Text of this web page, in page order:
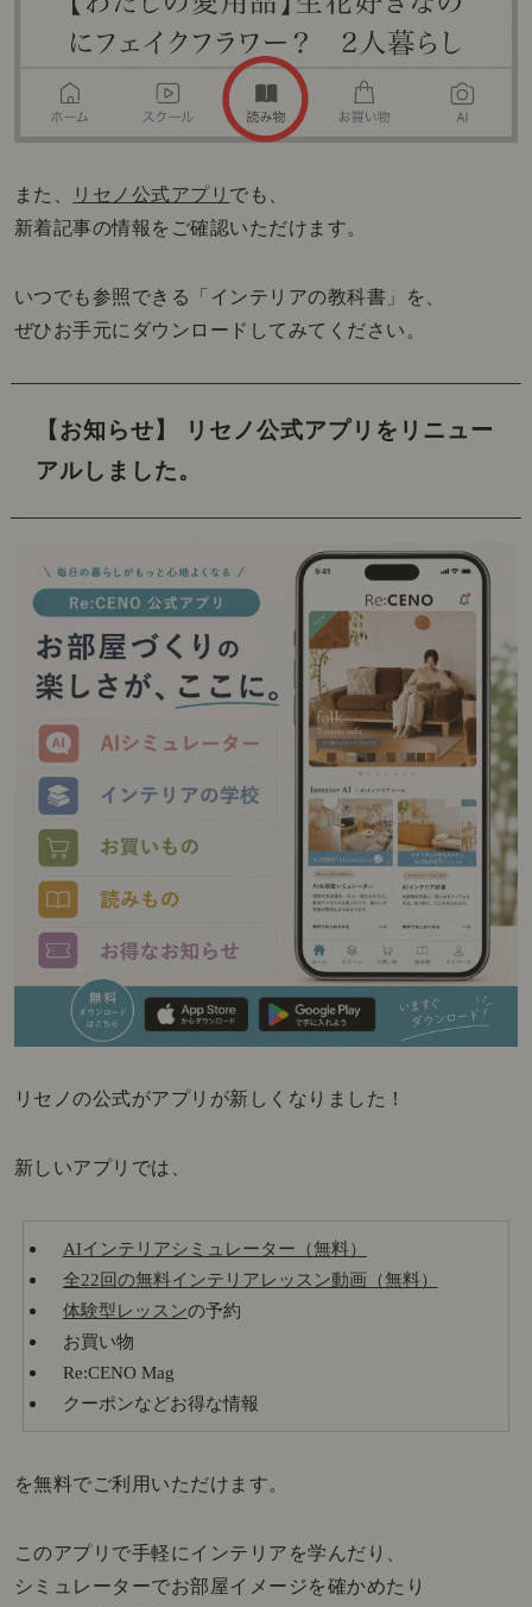
また、 リセノ公式アプリ でも、
新着記事の情報をご確認いただけます。
いつでも参照できる「インテリアの教科書」を、
ぜひお手元にダウンロードしてみてください。
【お知らせ】 リセノ公式アプリをリニュー
アルしました。
リセノの公式がアプリが新しくなりました！
新しいアプリでは、
AIインテリアシミュレーター（無料）
全22回の無料インテリアレッスン動画（無料）
体験型レッスンの予約
お買い物
Re:CENO Mag
クーポンなどお得な情報
を無料でご利用いただけます。
このアプリで手軽にインテリアを学んだり、
シミュレーターでお部屋イメージを確かめたり